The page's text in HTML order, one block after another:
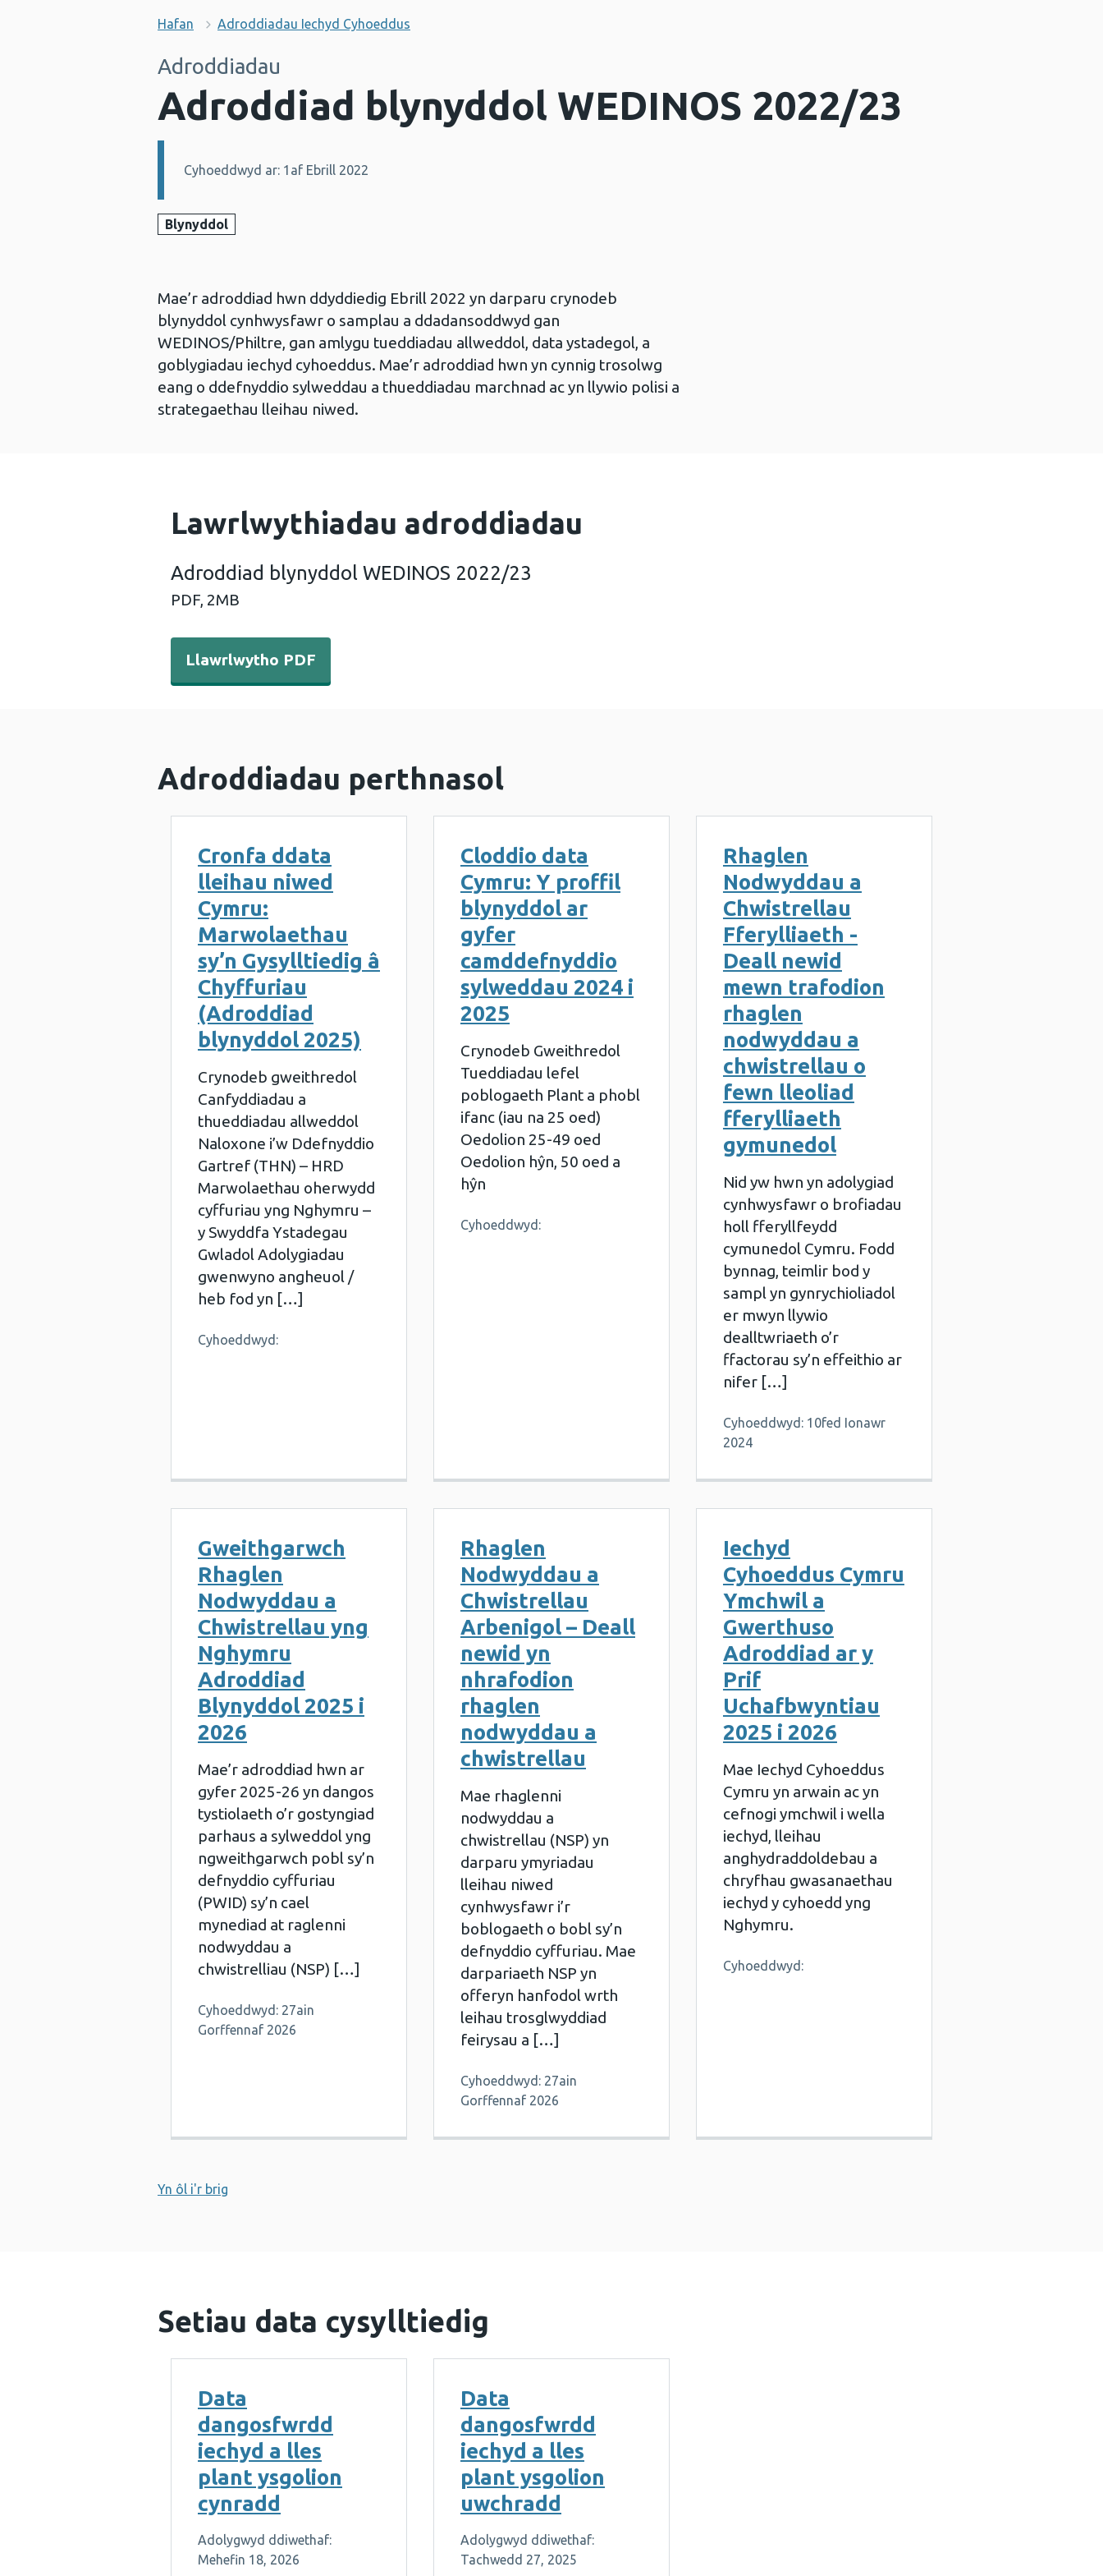
Hafan Adroddiadau Iechyd Cyhoeddus
Adroddiadau
Adroddiad blynyddol WEDINOS 2022/23
Manylion:
Cyhoeddwyd ar: 1af Ebrill 2022
Blynyddol
Mae’r adroddiad hwn ddyddiedig Ebrill 2022 yn darparu crynodeb
blynyddol cynhwysfawr o samplau a ddadansoddwyd gan
WEDINOS/Philtre, gan amlygu tueddiadau allweddol, data ystadegol, a
goblygiadau iechyd cyhoeddus. Mae’r adroddiad hwn yn cynnig trosolwg
eang o ddefnyddio sylweddau a thueddiadau marchnad ac yn llywio polisi a
strategaethau lleihau niwed.
Lawrlwythiadau adroddiadau
Adroddiad blynyddol WEDINOS 2022/23
PDF, 2MB
Llawrlwytho PDF - Adroddiad blynyddol WEDINOS 2022/23 (2 MB)
Llawrlwytho PDF
Adroddiadau perthnasol
Cronfa ddata
lleihau niwed
Cymru:
Marwolaethau
sy’n Gysylltiedig â
Chyffuriau
(Adroddiad
blynyddol 2025)
Crynodeb gweithredol
Canfyddiadau a
thueddiadau allweddol
Naloxone i’w Ddefnyddio
Gartref (THN) – HRD
Marwolaethau oherwydd
cyffuriau yng Nghymru –
y Swyddfa Ystadegau
Gwladol Adolygiadau
gwenwyno angheuol /
heb fod yn […]
Cyhoeddwyd:
Cloddio data
Cymru: Y proffil
blynyddol ar
gyfer
camddefnyddio
sylweddau 2024 i
2025
Crynodeb Gweithredol
Tueddiadau lefel
poblogaeth Plant a phobl
ifanc (iau na 25 oed)
Oedolion 25-49 oed
Oedolion hŷn, 50 oed a
hŷn
Cyhoeddwyd:
Rhaglen
Nodwyddau a
Chwistrellau
Fferylliaeth -
Deall newid
mewn trafodion
rhaglen
nodwyddau a
chwistrellau o
fewn lleoliad
fferylliaeth
gymunedol
Nid yw hwn yn adolygiad
cynhwysfawr o brofiadau
holl fferyllfeydd
cymunedol Cymru. Fodd
bynnag, teimlir bod y
sampl yn gynrychioliadol
er mwyn llywio
dealltwriaeth o’r
ffactorau sy’n effeithio ar
nifer […]
Cyhoeddwyd: 10fed Ionawr
2024
Gweithgarwch
Rhaglen
Nodwyddau a
Chwistrellau yng
Nghymru
Adroddiad
Blynyddol 2025 i
2026
Mae’r adroddiad hwn ar
gyfer 2025-26 yn dangos
tystiolaeth o’r gostyngiad
parhaus a sylweddol yng
ngweithgarwch pobl sy’n
defnyddio cyffuriau
(PWID) sy’n cael
mynediad at raglenni
nodwyddau a
chwistrelliau (NSP) […]
Cyhoeddwyd: 27ain
Gorffennaf 2026
Rhaglen
Nodwyddau a
Chwistrellau
Arbenigol – Deall
newid yn
nhrafodion
rhaglen
nodwyddau a
chwistrellau
Mae rhaglenni
nodwyddau a
chwistrellau (NSP) yn
darparu ymyriadau
lleihau niwed
cynhwysfawr i’r
boblogaeth o bobl sy’n
defnyddio cyffuriau. Mae
darpariaeth NSP yn
offeryn hanfodol wrth
leihau trosglwyddiad
feirysau a […]
Cyhoeddwyd: 27ain
Gorffennaf 2026
Iechyd
Cyhoeddus Cymru
Ymchwil a
Gwerthuso
Adroddiad ar y
Prif
Uchafbwyntiau
2025 i 2026
Mae Iechyd Cyhoeddus
Cymru yn arwain ac yn
cefnogi ymchwil i wella
iechyd, lleihau
anghydraddoldebau a
chryfhau gwasanaethau
iechyd y cyhoedd yng
Nghymru.
Cyhoeddwyd:
Yn ôl i'r brig
Setiau data cysylltiedig
Data
dangosfwrdd
iechyd a lles
plant ysgolion
cynradd
Adolygwyd ddiwethaf:
Mehefin 18, 2026
Data
dangosfwrdd
iechyd a lles
plant ysgolion
uwchradd
Adolygwyd ddiwethaf:
Tachwedd 27, 2025